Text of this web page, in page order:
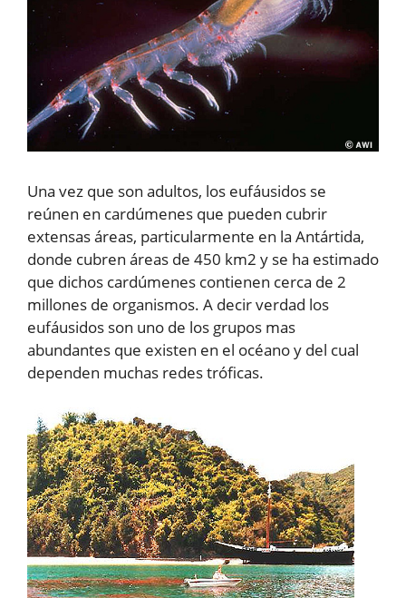
Una vez que son adultos, los eufáusidos se
reúnen en cardúmenes que pueden cubrir
extensas áreas, particularmente en la Antártida,
donde cubren áreas de 450 km2 y se ha estimado
que dichos cardúmenes contienen cerca de 2
millones de organismos. A decir verdad los
eufáusidos son uno de los grupos mas
abundantes que existen en el océano y del cual
dependen muchas redes tróficas.